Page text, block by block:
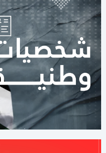
خارطة الطريق
10:59 صباحا
جيش الاحتلال يطلق عملية
11:06 مساءاً
قطر: حماس التزمت بكل شيء في
11:00 مساءاً
مصادر عسكرية: "إسرائيل" تقيّد
الهجمات 14 يومًا